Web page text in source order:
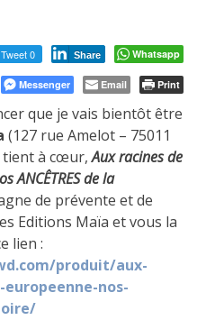
Tweet 0 Share Whatsapp
Messenger Email Print
que je vais bientôt être
(127 rue Amelot – 75011
tient à cœur,Aux racines de
ANCÊTRES de la
de prévente et de
Editions Maïa et vous la
lien :
produit/aux-
nos-